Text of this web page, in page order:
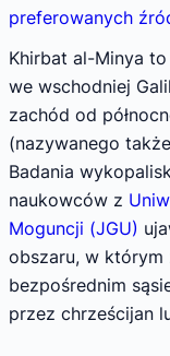
preferowanych
Khirbat al-Minya
we wschodniej
zachód od
(nazywanego
Badania
naukowców z
Moguncji (JGU)
obszaru, w którym
bezpośrednim
przez chrześcijan